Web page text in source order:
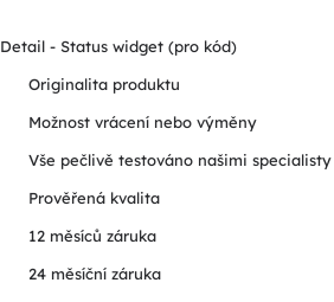
Detail - Status widget (pro kód)
Originalita produktu
Možnost vrácení nebo výměny
Vše pečlivě testováno našimi specialisty
Prověřená kvalita
12 měsíců záruka
24 měsíční záruka